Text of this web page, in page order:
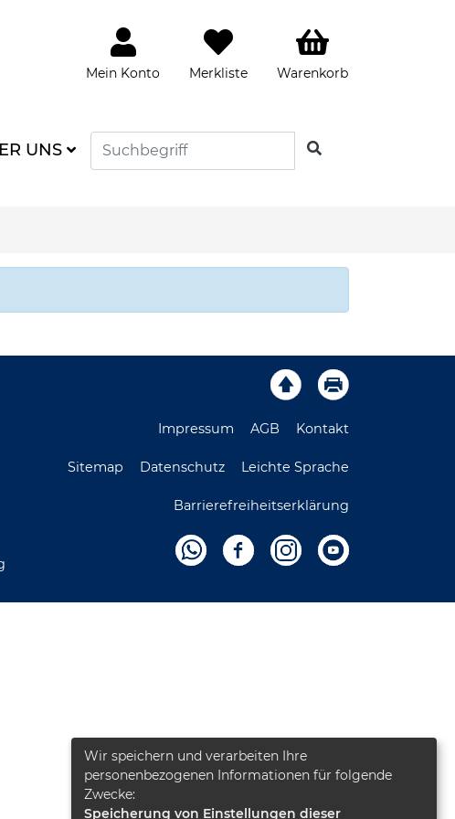
Mein Konto Merkliste Warenkorb
UNS SUCHEN
Impressum AGB Kontakt
Sitemap Datenschutz Leichte Sprache
Barrierefreiheitserklärung
Wir speichern und verarbeiten Ihre
personenbezogenen Informationen für folgende
Zwecke:
Speicherung von Einstellungen dieser